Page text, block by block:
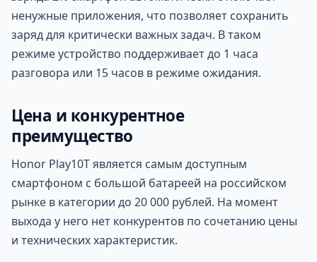
ненужные приложения, что позволяет сохранить
заряд для критически важных задач. В таком
режиме устройство поддерживает до 1 часа
разговора или 15 часов в режиме ожидания.
Цена и конкурентное
преимущество
Honor Play10T является самым доступным
смартфоном с большой батареей на российском
рынке в категории до 20 000 рублей. На момент
выхода у него нет конкурентов по сочетанию цены
и технических характеристик.